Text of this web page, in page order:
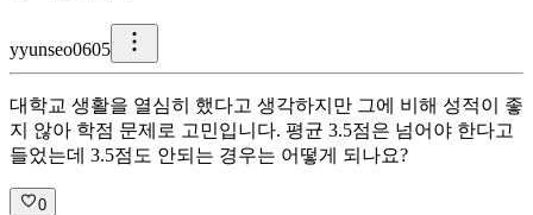
yyunseo0605
대학교 생활을 열심히 했다고 생각하지만 그에 비해 성적이 좋
지 않아 학점 문제로 고민입니다. 평균 3.5점은 넘어야 한다고
들었는데 3.5점도 안되는 경우는 어떻게 되나요?
0